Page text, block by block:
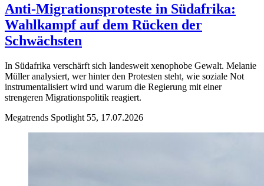
Anti-Migrationsproteste in Südafrika:
Wahlkampf auf dem Rücken der
Schwächsten
In Südafrika verschärft sich landesweit xenophobe Gewalt. Melanie
Müller analysiert, wer hinter den Protesten steht, wie soziale Not
instrumentalisiert wird und warum die Regierung mit einer
strengeren Migrationspolitik reagiert.
Megatrends Spotlight 55, 17.07.2026